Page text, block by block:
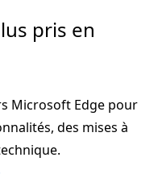
pris en
Microsoft Edge pour
des mises à